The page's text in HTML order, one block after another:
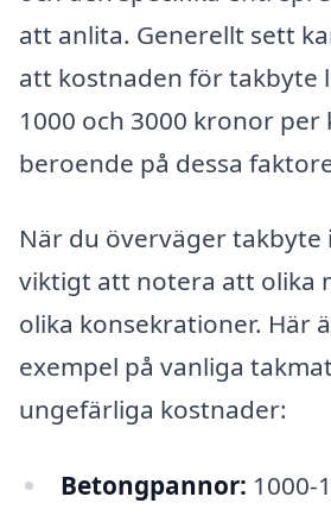
att anlita. Generellt sett
att kostnaden för takbyte
1000 och 3000 kronor per
beroende på dessa
När du överväger takbyte
viktigt att notera att olika
olika konsekrationer. Här
exempel på vanliga
ungefärliga kostnader:
Betongpannor: 1000-